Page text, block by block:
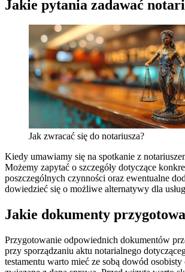
Jakie pytania zadawać
Jak zwracać się do notariusza?
Kiedy umawiamy się na spotkanie z
Możemy zapytać o szczegóły dotyczące
poszczególnych czynności oraz ewentualne
dowiedzieć się o możliwe alternatywy dla
Jakie dokumenty
Przygotowanie odpowiednich dokumentów
przy sporządzaniu aktu notarialnego
testamentu warto mieć ze sobą dowód